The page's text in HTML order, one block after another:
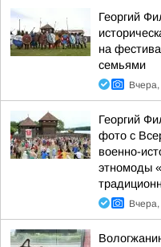
Георгий
на
семьями
Георгий
фото с
военно-
этномоды